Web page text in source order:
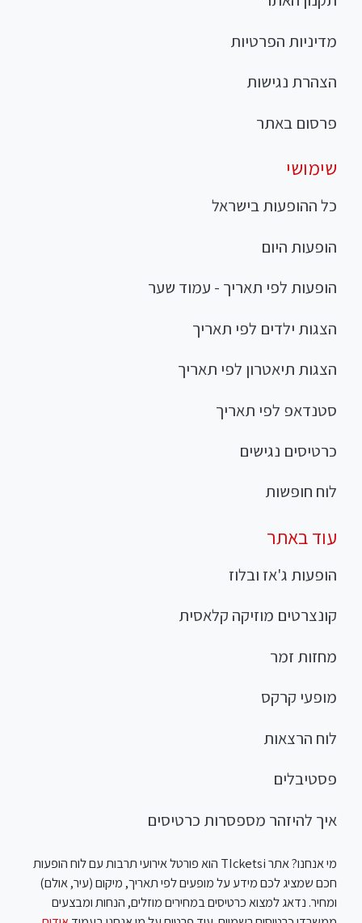
מדיניות הפרטיות
הצהרת נגישות
פרסום באתר
שימושי
כל ההופעות בישראל
הופעות היום
הופעות לפי תאריך - עמוד שער
הצגות ילדים לפי תאריך
הצגות תיאטרון לפי תאריך
סטנדאפ לפי תאריך
כרטיסים נגישים
לוח חופשות
עוד באתר
הופעות ג'אז ובלוז
קונצרטים מוזיקה קלאסית
מחזות זמר
מופעי קרקס
לוח הרצאות
פסטיבלים
איך להיזהר מספסרות כרטיסים
מי אנחנו? אתר TIcketsi הוא פורטל אירועי תרבות עם לוח הופעות
חכם שמציג לכם מידע על מופעים לפי תאריך, מיקום (עיר, אולם)
ומחיר. נדאג למצוא כרטיסים במחירים מוזלים, הנחות ומבצעים